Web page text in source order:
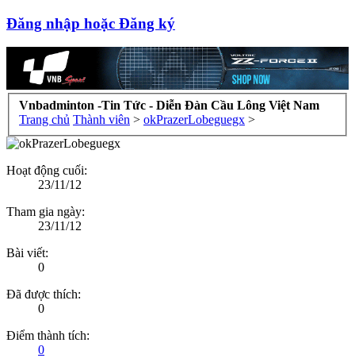
Đăng nhập hoặc Đăng ký
Vnbadminton -Tin Tức - Diễn Đàn Cầu Lông Việt Nam
Trang chủ Thành viên > okPrazerLobeguegx >
Hoạt động cuối:
23/11/12
Tham gia ngày:
23/11/12
Bài viết:
0
Đã được thích:
0
Điểm thành tích:
0